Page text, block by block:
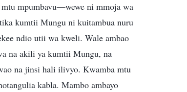
mpumbavu—wewe ni mmoja wa
kumtii Mungu ni kuitambua nuru
ndio utii wa kweli. Wale ambao
na akili ya kumtii Mungu, na
na jinsi hali ilivyo. Kwamba mtu
kabla. Mambo ambayo